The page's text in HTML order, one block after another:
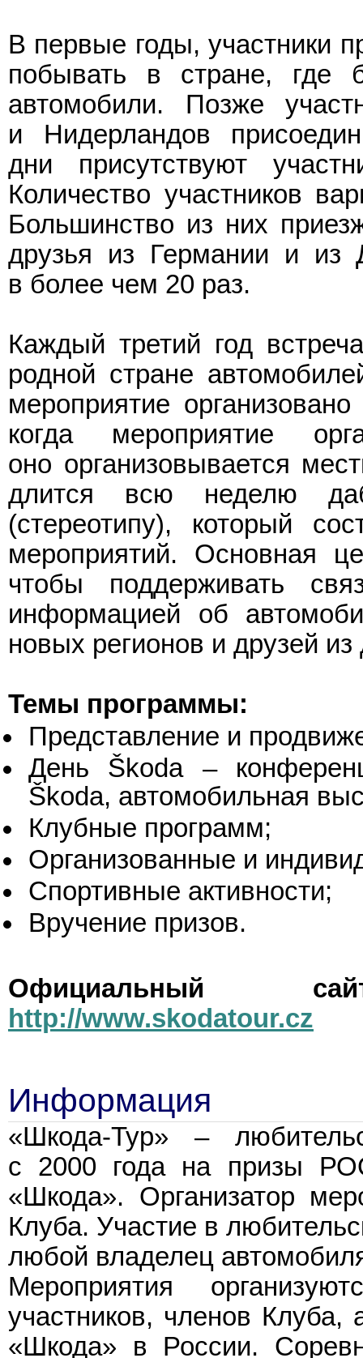
В первые годы, участники
побывать в стране, где
автомобили. Позже
и Нидерландов
дни присутствуют
Количество участников
Большинство из них
друзья из Германии и из
в более чем 20 раз.
Каждый третий год
родной стране
мероприятие
когда мероприятие
оно организовывается
длится всю неделю
(стереотипу), который
мероприятий. Основная
чтобы поддерживать
информацией об
новых регионов и друзей из
Темы программы:
Представление и
День Škoda –
Škoda, автомобильная
Клубные программ;
Организованные и
Спортивные активности;
Вручение призов.
Официальный
http://www.skodatour.cz
Информация
«Шкода-Тур» –
с 2000 года на призы
«Шкода». Организатор
Клуба. Участие в
любой владелец
Мероприятия
участников, членов Клуба,
«Шкода» в России.